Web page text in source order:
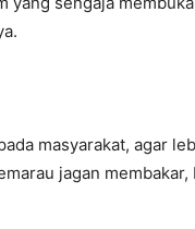
masyarakat, agar
jagan membakar,